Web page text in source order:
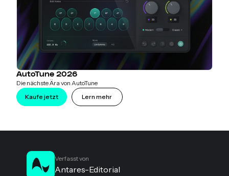
AutoTune 2026
Die nächste Ära von AutoTune
Kaufe jetzt
Lern mehr
Verfasst von
Antares-Editorial